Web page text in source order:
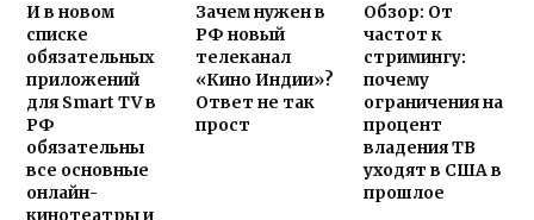
И в новом
списке
обязательных
приложений
для Smart TV в
РФ
обязательны
все основные
онлайн-
кинотеатры и
Зачем нужен в
РФ новый
телеканал
«Кино Индии»?
Ответ не так
прост
Обзор: От
частот к
стримингу:
почему
ограничения на
процент
владения ТВ
уходят в США в
прошлое